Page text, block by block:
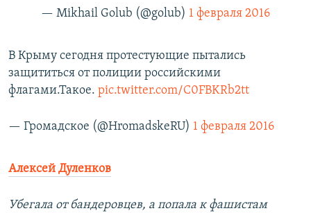
— Mikhail Golub (@golub) 1 февраля 2016
В Крыму сегодня протестующие пытались
защититься от полиции российскими
флагами.Такое. pic.twitter.com/C0FBKRb2tt
— Громадское (@HromadskeRU) 1 февраля 2016
Алексей Дуленков
Убегала от бандеровцев, а попала к фашистам